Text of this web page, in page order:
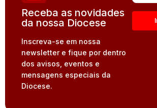
Receba as novidades
da nossa Diocese
Inscreva-se em nossa
newsletter e fique por dentro
dos avisos, eventos e
mensagens especiais da
Diocese.